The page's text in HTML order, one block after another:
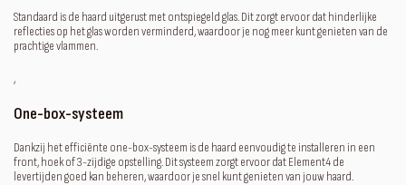
Standaard is de haard uitgerust met ontspiegeld glas. Dit zorgt ervoor dat hinderlijke
reflecties op het glas worden verminderd, waardoor je nog meer kunt genieten van de
prachtige vlammen.
‚
One-box-systeem
Dankzij het efficiënte one-box-systeem is de haard eenvoudig te installeren in een
front, hoek of 3-zijdige opstelling. Dit systeem zorgt ervoor dat Element4 de
levertijden goed kan beheren, waardoor je snel kunt genieten van jouw haard.